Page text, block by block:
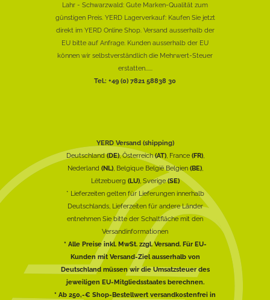
Lahr - Schwarzwald: Gute Marken-Qualität zum
günstigen Preis. YERD Lagerverkauf: Kaufen Sie jetzt
direkt im YERD Online Shop. Versand ausserhalb der
EU bitte auf Anfrage. Kunden ausserhalb der EU
können wir selbstverständlich die Mehrwert-Steuer
erstatten......
Tel.: +49 (0) 7821 58838 30
YERD Versand (shipping)
Deutschland(DE), Österreich(AT), France (FR),
Nederland (NL), Belgique België Belgien (BE),
Lëtzebuerg (LU), Sverige(SE)
* Lieferzeiten gelten für Lieferungen innerhalb
Deutschlands, Lieferzeiten für andere Länder
entnehmen Sie bitte der Schaltfläche mit den
Versandinformationen
* Alle Preise inkl. MwSt. zzgl. Versand. Für EU-
Kunden mit Versand-Ziel ausserhalb von
Deutschland müssen wir die Umsatzsteuer des
jeweiligen EU-Mitgliedsstaates berechnen.
* Ab 250,-€ Shop-Bestellwert versandkostenfrei in